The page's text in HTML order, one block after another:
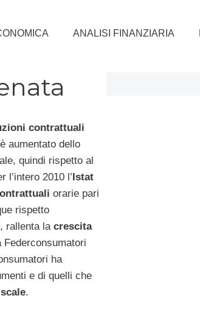
ANALISI FINANZIARIA
contrattuali
aumentato dello
quindi rispetto al
l’intero 2010 l’Istat
orarie pari
rispetto
rallenta lacrescita
ha
e di quelli che
.